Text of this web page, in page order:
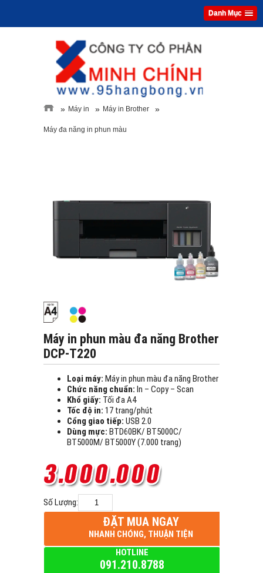
Danh Mục
» Máy in » Máy in Brother »
Máy đa năng in phun màu
Máy in phun màu đa năng Brother
DCP-T220
Loại máy: Máy in phun màu đa năng Brother
Chức năng chuẩn: In – Copy – Scan
Khổ giấy: Tối đa A4
Tốc độ in: 17 trang/phút
Cổng giao tiếp: USB 2.0
Dùng mực: BTD60BK/ BT5000C/
BT5000M/ BT5000Y (7.000 trang)
Số Lượng:
ĐẶT MUA NGAY
NHANH CHÓNG, THUẬN TIỆN
HOTLINE
091.210.8788